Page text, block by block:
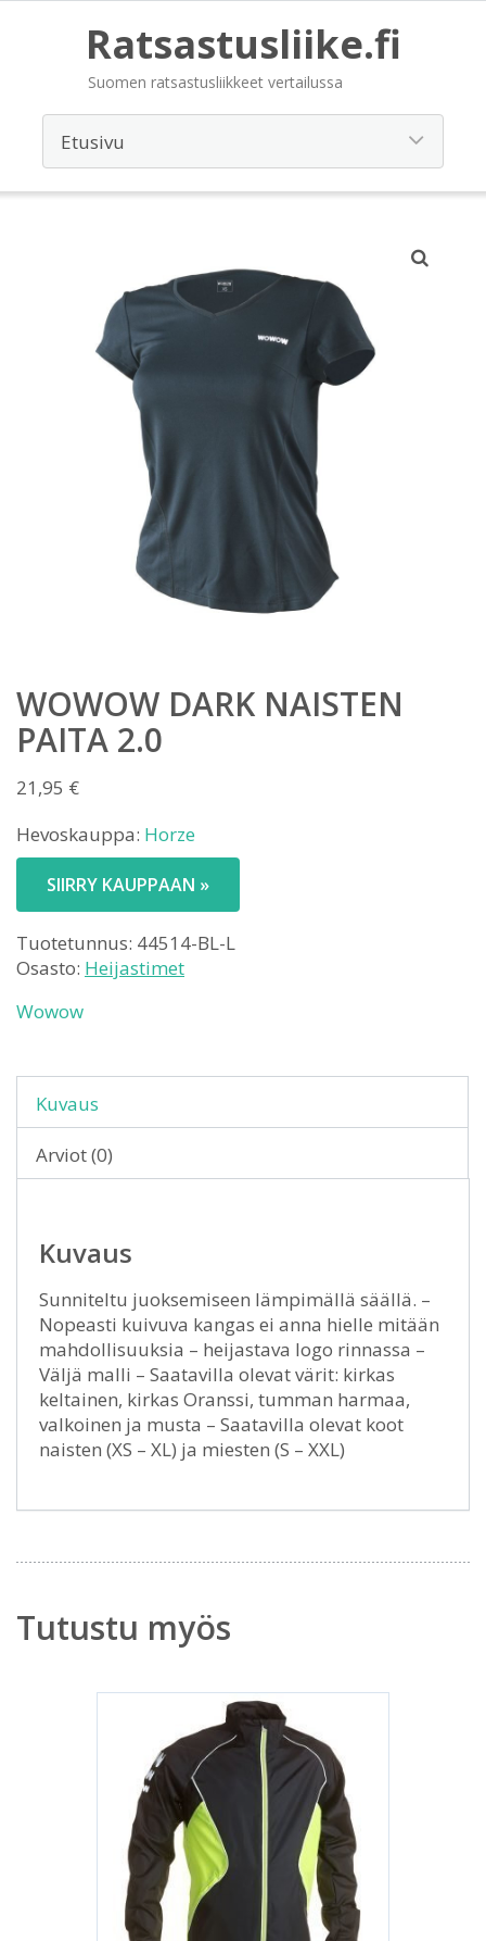
Ratsastusliike.fi
Suomen ratsastusliikkeet vertailussa
WOWOW DARK NAISTEN
PAITA 2.0
21,95 €
Hevoskauppa: Horze
SIIRRY KAUPPAAN »
Tuotetunnus: 44514-BL-L
Osasto: Heijastimet
Wowow
Kuvaus
Arviot (0)
Kuvaus
Sunniteltu juoksemiseen lämpimällä säällä. –
Nopeasti kuivuva kangas ei anna hielle mitään
mahdollisuuksia – heijastava logo rinnassa –
Väljä malli – Saatavilla olevat värit: kirkas
keltainen, kirkas Oranssi, tumman harmaa,
valkoinen ja musta – Saatavilla olevat koot
naisten (XS – XL) ja miesten (S – XXL)
Tutustu myös